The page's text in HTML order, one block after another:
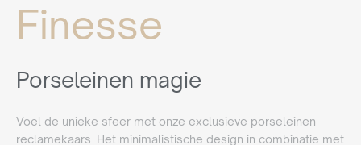
Finesse
Porseleinen magie
Voel de unieke sfeer met onze exclusieve porseleinen
reclamekaars. Het minimalistische design in combinatie met